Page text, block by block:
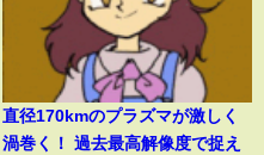
直径170kmのプラズマが激しく
渦巻く！ 過去最高解像度で捉え